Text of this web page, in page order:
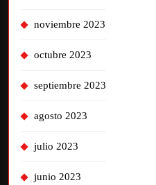
noviembre 2023
octubre 2023
septiembre 2023
agosto 2023
julio 2023
junio 2023